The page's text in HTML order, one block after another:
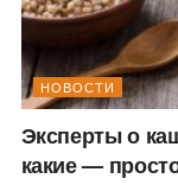
НОВОСТИ
Эксперты о
какие —